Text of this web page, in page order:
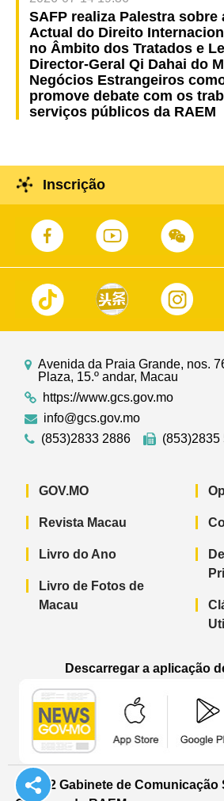
SAFP realiza Palestra sobre
Actual do Direito
no Âmbito dos Tratados e
Director-Geral Qi Dahai do
Negócios Estrangeiros
promove debate com os
serviços públicos da RAEM
Inscrição
Avenida da Praia Grande, nos.
Plaza, 15.º andar, Macau
https://www.gcs.gov.mo
info@gcs.gov.mo
(853)2833 2886
(853)2835
GOV.MO
Revista Macau
Livro do Ano
Livro de Fotos de
Macau
Descarregar a aplicação
© 2022 Gabinete de Comunicação